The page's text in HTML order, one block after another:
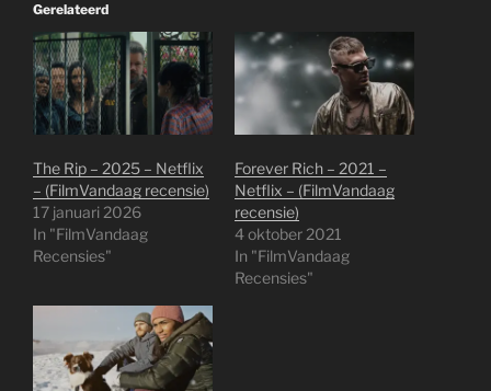
Gerelateerd
The Rip – 2025 – Netflix
– (FilmVandaag recensie)
17 januari 2026
In "FilmVandaag
Recensies"
Forever Rich – 2021 –
Netflix – (FilmVandaag
recensie)
4 oktober 2021
In "FilmVandaag
Recensies"